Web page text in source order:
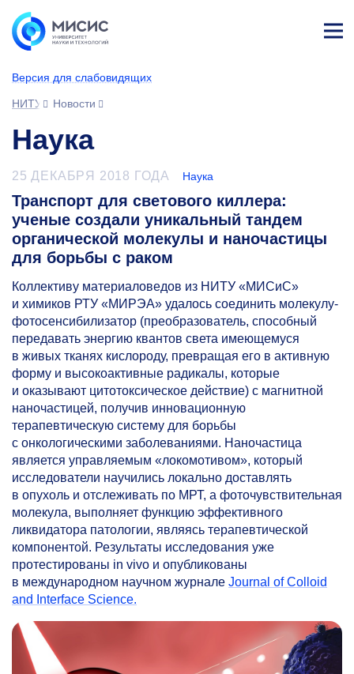
Версия для слабовидящих
НИТУ МИСИС
Новости
Наука
25 ДЕКАБРЯ 2018 ГОДА Наука
Транспорт для светового киллера:
ученые создали уникальный тандем
органической молекулы и наночастицы
для борьбы с раком
Коллективу материаловедов из НИТУ «МИСиС»
и химиков РТУ «МИРЭА» удалось соединить молекулу-
фотосенсибилизатор (преобразователь, способный
передавать энергию квантов света имеющемуся
в живых тканях кислороду, превращая его в активную
форму и высокоактивные радикалы, которые
и оказывают цитотоксическое действие) с магнитной
наночастицей, получив инновационную
терапевтическую систему для борьбы
с онкологическими заболеваниями. Наночастица
является управляемым «локомотивом», который
исследователи научились локально доставлять
в опухоль и отслеживать по МРТ, а фоточувствительная
молекула, выполняет функцию эффективного
ликвидатора патологии, являясь терапевтической
компонентой. Результаты исследования уже
протестированы in vivo и опубликованы
в международном научном журнале Journal of Colloid
and Interface Science.